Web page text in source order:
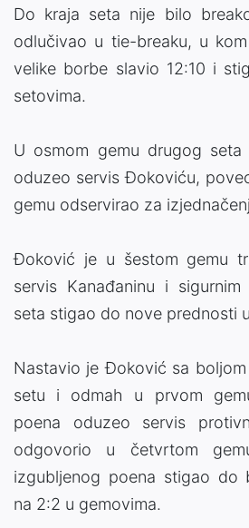
Do kraja seta nije bilo
odlučivao u tie-breaku, u
velike borbe slavio 12:10 i
setovima.
U osmom gemu drugog seta
oduzeo servis Đokoviću,
gemu odservirao za
Đoković je u šestom gemu
servis Kanađaninu i
seta stigao do nove prednosti
Nastavio je Đoković sa
setu i odmah u prvom
poena oduzeo servis
odgovorio u četvrtom
izgubljenog poena stigao do
na 2:2 u gemovima.